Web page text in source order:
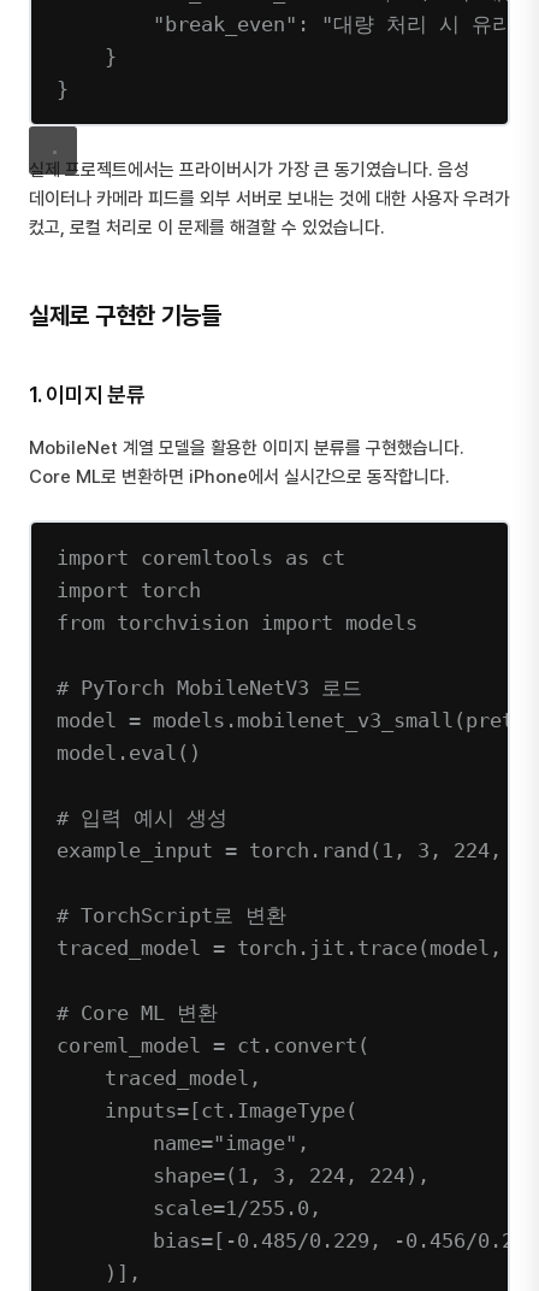
"break_even" : "대량 처리 시 유리"
}
}
실제 프로젝트에서는 프라이버시가 가장 큰 동기였습니다. 음성
데이터나 카메라 피드를 외부 서버로 보내는 것에 대한 사용자 우려가
컸고, 로컬 처리로 이 문제를 해결할 수 있었습니다.
실제로 구현한 기능들
1. 이미지 분류
MobileNet 계열 모델을 활용한 이미지 분류를 구현했습니다.
Core ML로 변환하면 iPhone에서 실시간으로 동작합니다.
import coremltools as ct
import torch
from torchvision import models
# PyTorch MobileNetV3 로드
model = models.mobilenet_v3_small(
model.eval()
# 입력 예시 생성
example_input = torch.rand( 1 , 3 , 224 ,
# TorchScript로 변환
traced_model = torch.jit.trace(model,
# Core ML 변환
coreml_model = ct.convert(
traced_model,
inputs= [ct.ImageType(
name="image" ,
shape=( 1 , 3 , 224 , 224),
scale=1 /255.0 ,
bias= [ -0.485/0.229 , -0.456/0.224
)],